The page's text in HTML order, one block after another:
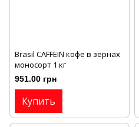
Brasil CAFFEIN кофе в зернах
моносорт 1 кг
951.00 грн
Купить